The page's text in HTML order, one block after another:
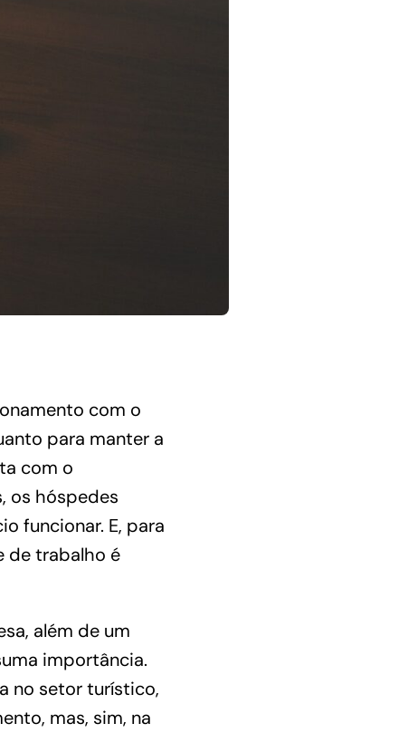
com o
para manter a
com o
os hóspedes
funcionar. E, para
de trabalho é
além de um
importância.
no setor turístico,
mas, sim, na